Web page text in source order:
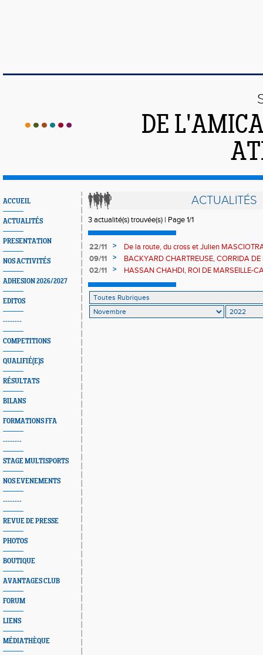
DE
ACCUEIL
ACTUALITÉS
PRESENTATION
NOS ACTIVITÉS
ADHESION 2026/2027
EDITOS
--------
COMPETITIONS
QUALIFIÉ(E)S
RÉSULTATS
BILANS
FORMATIONS FFA
--------
STAGE MULTISPORTS
NOS EVENEMENTS
--------
REVUE DE PRESSE
PHOTOS
BOUTIQUE
AVANTAGES CLUB
FORUM
LIENS
MÉDIATHÈQUE
ACTUALITÉS
3 actualité(s) trouvée(s) | Page 1/1
22/11 >
De la route, du cross et Julien
CHAMPION DE FRANCE (M0) sur
09/11 >
BACKYARD CHARTREUSE, CORRIDA
IMMENSE HASSAN CHAHDi !
02/11 > HASSAN CHAHDI, ROI DE MARSEILLE-